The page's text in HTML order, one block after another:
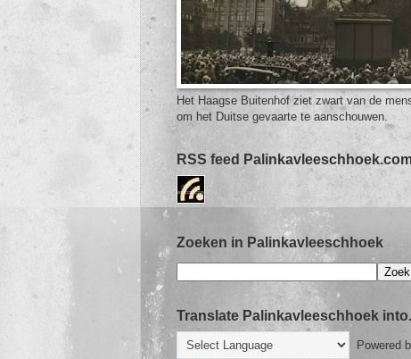
Het Haagse Buitenhof ziet zwart van de
om het Duitse gevaarte te aanschouwen.
RSS feed
Zoeken in Palinkavleeschhoek
Translate Palinkavleeschhoek
Powered